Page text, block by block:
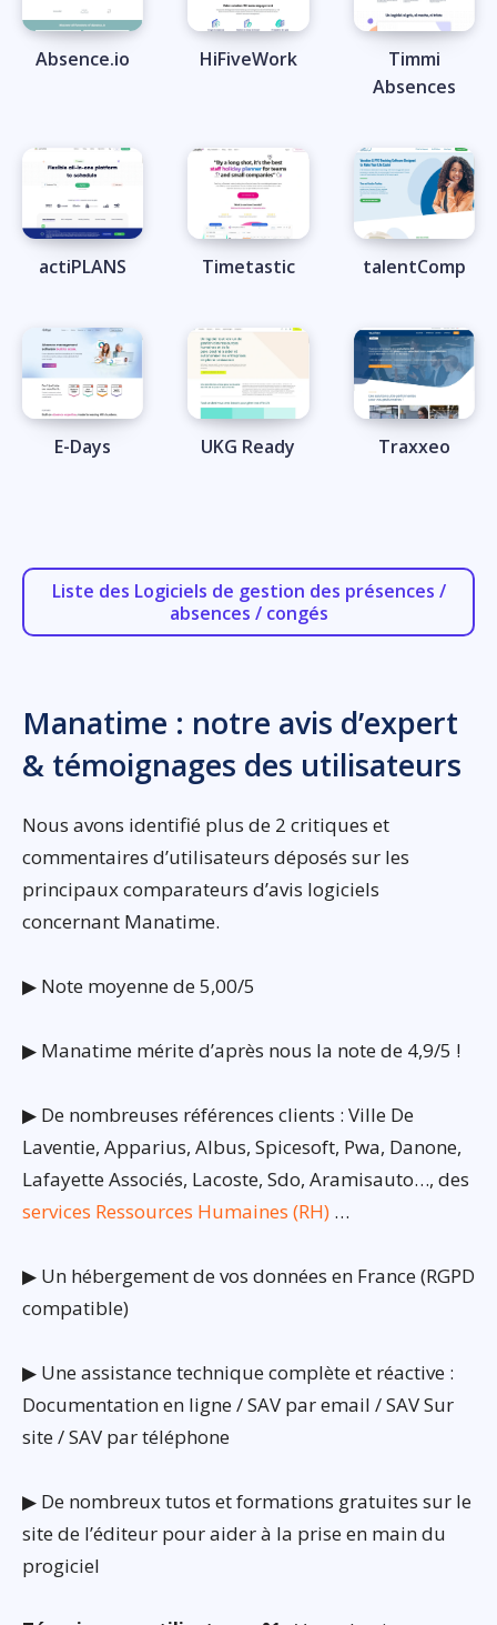
Absence.io HiFiveWork
Timmi
Absences
actiPLANS Timetastic talentComp
E-Days UKG Ready Traxxeo
Liste des Logiciels de gestion des présences /
absences / congés
Manatime : notre avis d’expert
& témoignages des utilisateurs
Nous avons identifié plus de 2 critiques et
commentaires d’utilisateurs déposés sur les
principaux comparateurs d’avis logiciels
concernant Manatime.
▶ Note moyenne de 5,00/5
▶ Manatime mérite d’après nous la note de 4,9/5 !
▶ De nombreuses références clients : Ville De
Laventie, Apparius, Albus, Spicesoft, Pwa, Danone,
Lafayette Associés, Lacoste, Sdo, Aramisauto…, des
services Ressources Humaines (RH) …
▶ Un hébergement de vos données en France (RGPD
compatible)
▶ Une assistance technique complète et réactive :
Documentation en ligne / SAV par email / SAV Sur
site / SAV par téléphone
▶ De nombreux tutos et formations gratuites sur le
site de l’éditeur pour aider à la prise en main du
progiciel